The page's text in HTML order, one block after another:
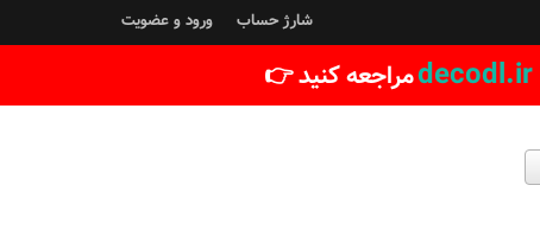
شارژ حساب ورود و عضویت
decodl.irمراجعه کنید 👉